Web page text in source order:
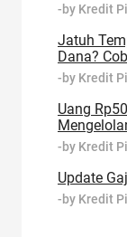
-by Kredit
Jatuh
Dana?
-by Kredit
Uang
-by Kredit
Update
-by Kredit